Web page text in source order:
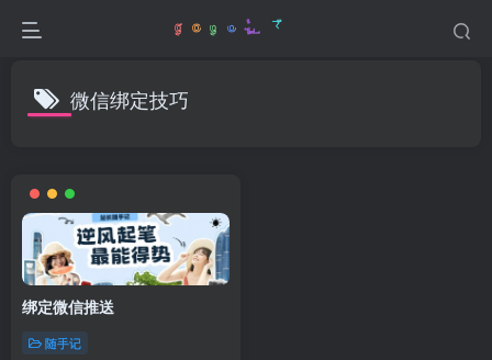
微信绑定技巧
绑定微信推送
随手记